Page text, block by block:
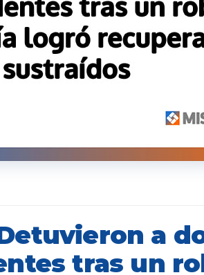
a
tras un